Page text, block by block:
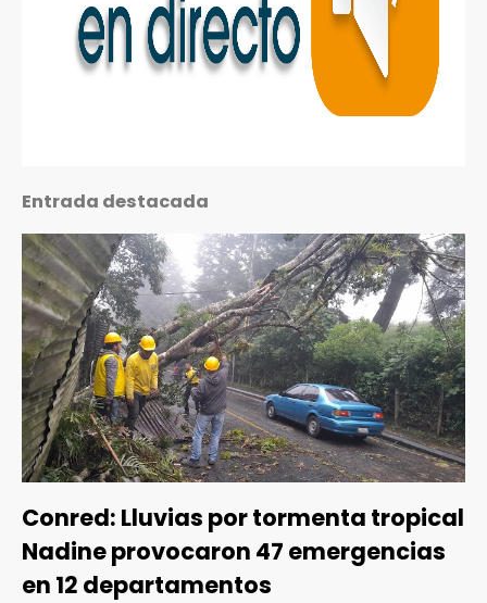
Entrada destacada
Conred: Lluvias por tormenta tropical
Nadine provocaron 47 emergencias
en 12 departamentos